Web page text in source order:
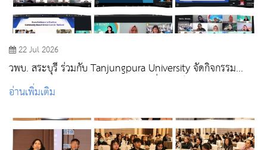
22 Jul 2026
วพบ. สระบุรี ร่วมกับ Tanjungpura University จัดกิจกรรม
Global Classroom (Online) แลกเปลี่ยนองค์ความรู้ด้านการ
พยาบาลผู้ใหญ่และผู้สูงอายุ
อ่านเพิ่มเติม